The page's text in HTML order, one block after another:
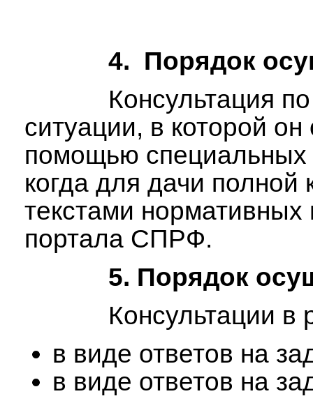
4. Порядок
Консультация по
ситуации, в которой
помощью специальных
когда для дачи
текстами
портала СПРФ.
5. Порядок
Консультации в
в виде ответов на
в виде ответов на